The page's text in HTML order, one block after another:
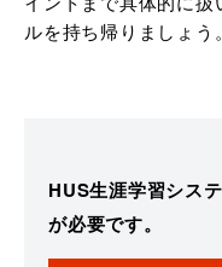
ルを持ち帰りましょう。
HUS生涯学習シス
が必要です。